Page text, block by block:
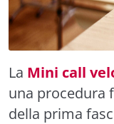
La Mini call
una procedura
della prima